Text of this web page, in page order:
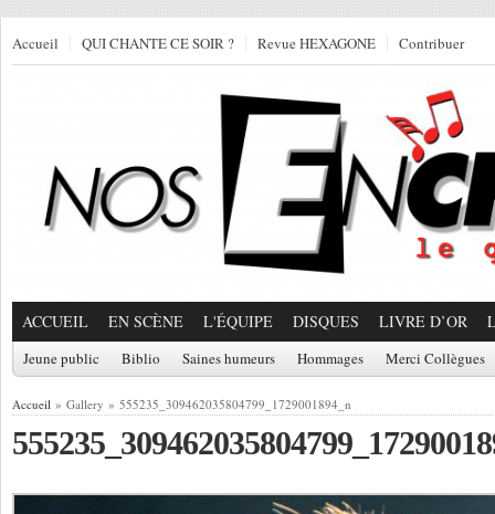
Accueil QUI CHANTE CE SOIR ? Revue HEXAGONE Contribuer
ACCUEIL EN SCÈNE L'ÉQUIPE DISQUES LIVRE D’OR
Jeune public Biblio Saines humeurs Hommages Merci Collègues
Accueil » Gallery » 555235_309462035804799_1729001894_n